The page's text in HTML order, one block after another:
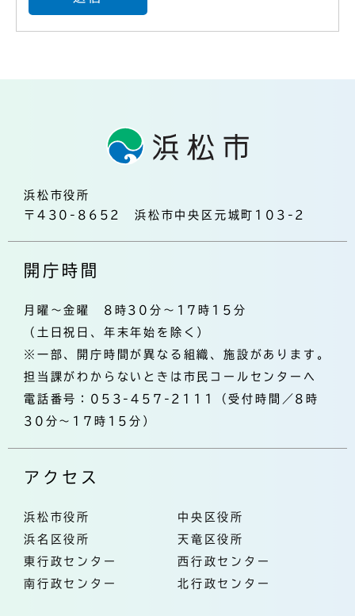
浜松市役所
〒430-8652 浜松市中央区元城町103-2
開庁時間
月曜～金曜 8時30分～17時15分
（土日祝日、年末年始を除く）
※一部、開庁時間が異なる組織、施設があります。
担当課がわからないときは市民コールセンターへ
電話番号：053-457-2111（受付時間／8時
30分～17時15分）
アクセス
浜松市役所
中央区役所
浜名区役所
天竜区役所
東行政センター
西行政センター
南行政センター
北行政センター